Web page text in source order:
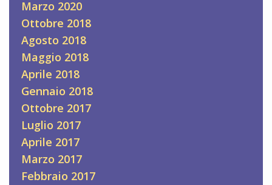
Marzo 2020
Ottobre 2018
Agosto 2018
Maggio 2018
Aprile 2018
Gennaio 2018
Ottobre 2017
Luglio 2017
Aprile 2017
Marzo 2017
Febbraio 2017